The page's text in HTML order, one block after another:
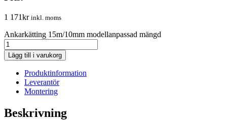
1 171kr inkl. moms
Ankarkätting 15m/10mm modellanpassad mängd
Lägg till i varukorg
Produktinformation
Leverantör
Montering
Beskrivning